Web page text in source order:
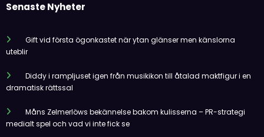
Senaste Nyheter
Gift vid första ögonkastet när ytan glänser men känslorna
uteblir
Diddy i rampljuset igen från musikikon till åtalad maktfigur i en
dramatisk rättssal
Måns Zelmerlöws bekännelse bakom kulisserna – PR-strategi
medialt spel och vad vi inte fick se